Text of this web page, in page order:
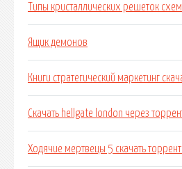
Типы кристаллических решеток
Ящик демонов
Книги стратегический маркетинг
Скачать hellgate london через
Ходячие мертвецы 5 скачать